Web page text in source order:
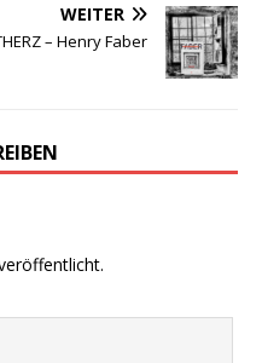
WEITER
– Henry Faber